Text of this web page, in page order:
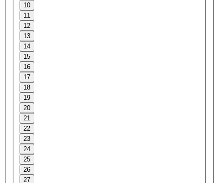
10
11
12
13
14
15
16
17
18
19
20
21
22
23
24
25
26
27